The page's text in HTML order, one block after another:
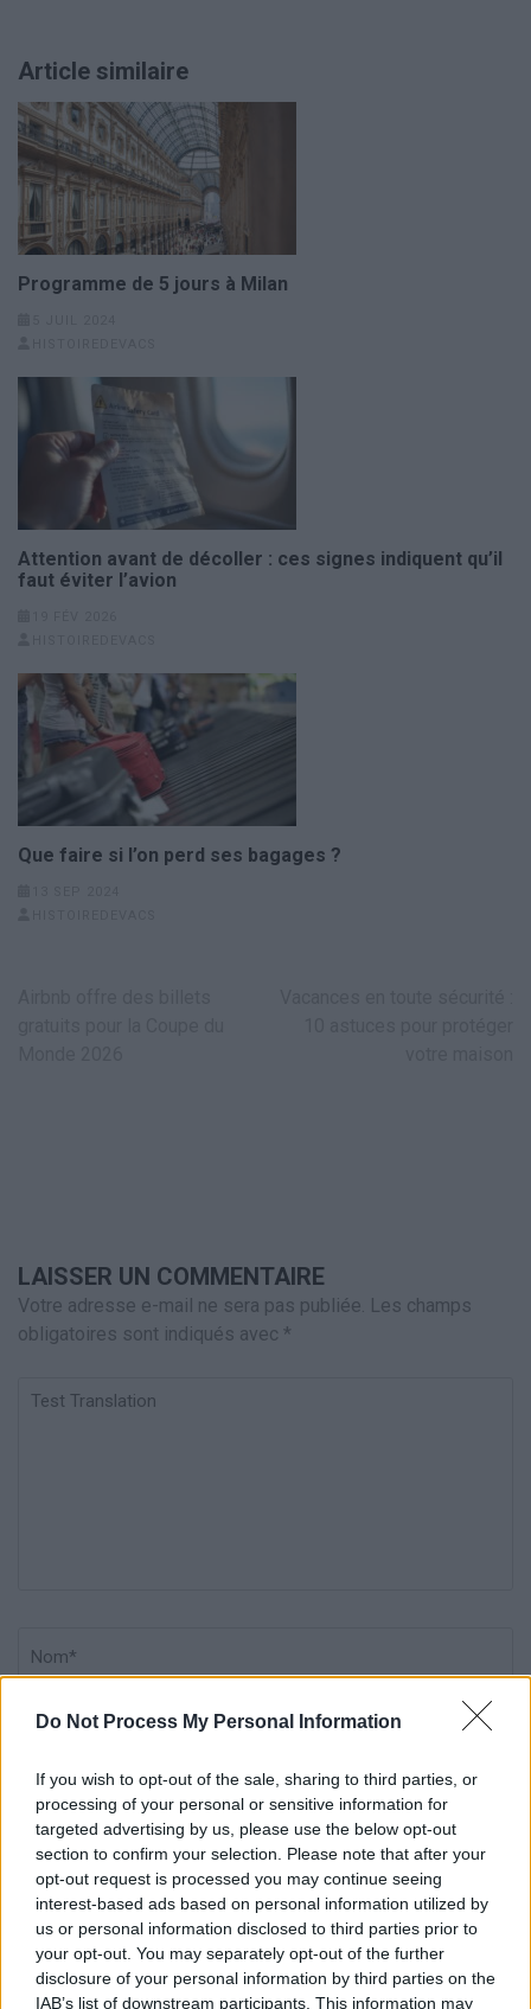
Do Not Process My Personal Information
If you wish to opt-out of the sale, sharing to third parties, or
processing of your personal or sensitive information for
targeted advertising by us, please use the below opt-out
section to confirm your selection. Please note that after your
opt-out request is processed you may continue seeing
interest-based ads based on personal information utilized by
us or personal information disclosed to third parties prior to
your opt-out. You may separately opt-out of the further
disclosure of your personal information by third parties on the
IAB’s list of downstream participants. This information may
Article similaire
Programme de 5 jours à Milan
Attention avant de décoller : ces signes indiquent qu’il
faut éviter l’avion
Que faire si l’on perd ses bagages ?
LAISSER UN COMMENTAIRE
Votre adresse e-mail ne sera pas publiée. Les champs
obligatoires sont indiqués avec *
Test
Enregistrer mon nom, mon e-mail et mon site dans le
navigateur pour mon prochain commentaire.